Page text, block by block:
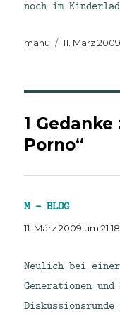
noch im
Autor
manu
Veröffentlicht
11. März 2009
1
Porno“
M - BLOGsagt:
11. März 2009 um
Neulich bei einer
Generationen
Diskussionsrunde